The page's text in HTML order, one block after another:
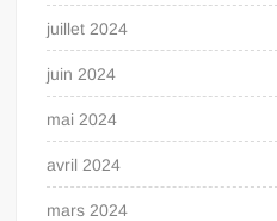
juillet 2024
juin 2024
mai 2024
avril 2024
mars 2024